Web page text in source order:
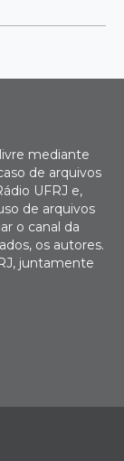
mediante
de arquivos
UFRJ e,
de arquivos
o canal da
os autores.
juntamente